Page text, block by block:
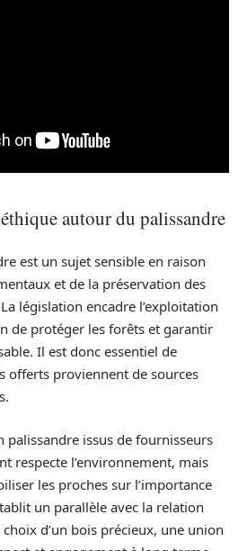
autour du palissandre
est un sujet sensible en raison
et de la préservation des
législation encadre l’exploitation
de protéger les forêts et garantir
Il est donc essentiel de
offerts proviennent de sources
palissandre issus de fournisseurs
respecte l’environnement, mais
les proches sur l’importance
un parallèle avec la relation
d’un bois précieux, une union